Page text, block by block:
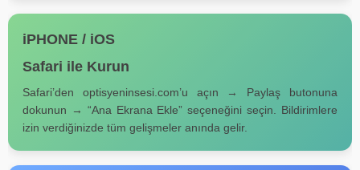
iPHONE / iOS
Safari ile Kurun
Safari’den optisyeninsesi.com’u açın → Paylaş butonuna
dokunun → “Ana Ekrana Ekle” seçeneğini seçin. Bildirimlere
izin verdiğinizde tüm gelişmeler anında gelir.